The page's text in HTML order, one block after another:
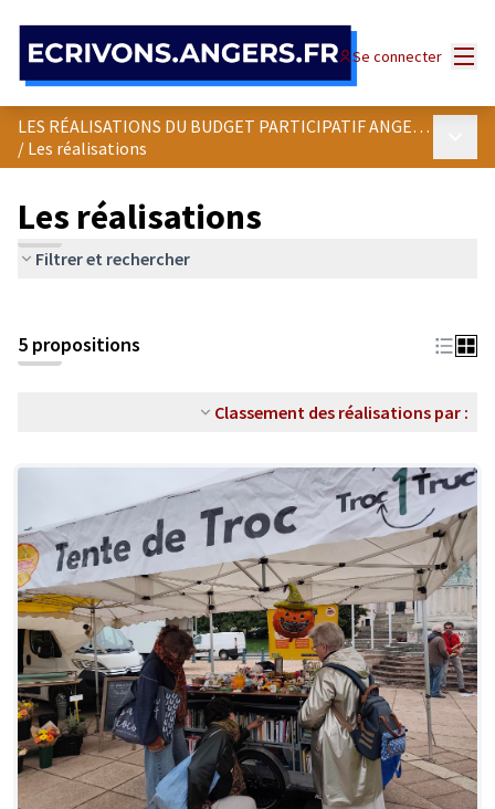
Se connecter
LES RÉALISATIONS DU BUDGET PARTICIPATIF ANGEVIN
/ Les réalisations
Les réalisations
Filtrer et rechercher
5 propositions
Classement des réalisations par :